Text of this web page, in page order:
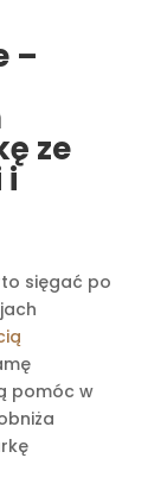
–
ze
i
sięgać po
pomóc w